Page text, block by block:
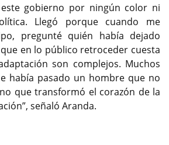
gobierno por ningún color ni
Llegó porque cuando me
pregunté quién había dejado
en lo público retroceder cuesta
son complejos. Muchos
había pasado un hombre que no
que transformó el corazón de la
señaló Aranda.